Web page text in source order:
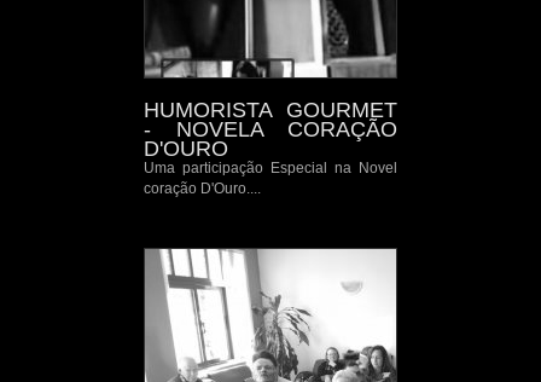
HUMORISTA GOURMET
- NOVELA CORAÇÃO
D'OURO
Uma participação Especial na Novel
coração D'Ouro....